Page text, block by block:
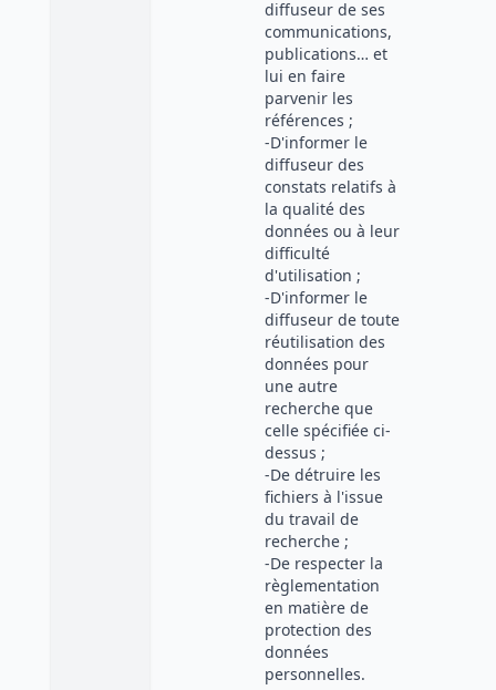
diffuseur de ses
communications,
publications… et
lui en faire
parvenir les
références ;
-D'informer le
diffuseur des
constats relatifs à
la qualité des
données ou à leur
difficulté
d'utilisation ;
-D'informer le
diffuseur de toute
réutilisation des
données pour
une autre
recherche que
celle spécifiée ci-
dessus ;
-De détruire les
fichiers à l'issue
du travail de
recherche ;
-De respecter la
règlementation
en matière de
protection des
données
personnelles.